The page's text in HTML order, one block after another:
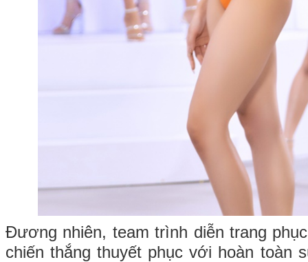
Đương nhiên, team trình diễn trang
chiến thắng thuyết phục với hoàn toàn